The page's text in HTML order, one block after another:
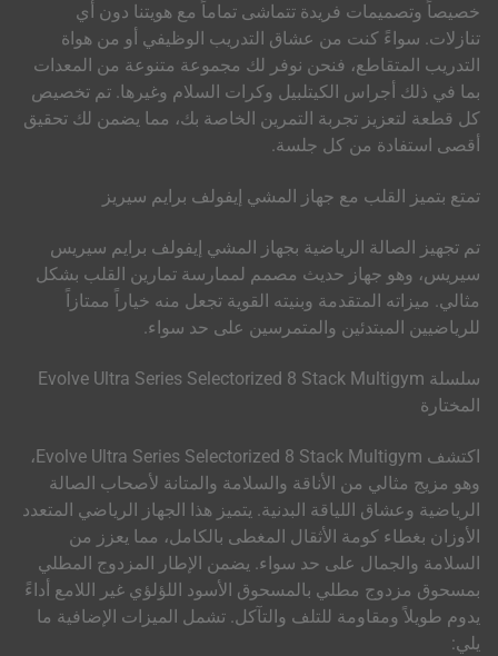
خصيصاً وتصميمات فريدة تتماشى تماماً مع هويتنا دون أي
تنازلات. سواءً كنت من عشاق التدريب الوظيفي أو من هواة
التدريب المتقاطع، فنحن نوفر لك مجموعة متنوعة من المعدات
بما في ذلك أجراس الكيتلبيل وكرات السلام وغيرها. تم تخصيص
كل قطعة لتعزيز تجربة التمرين الخاصة بك، مما يضمن لك تحقيق
أقصى استفادة من كل جلسة.
تمتع بتميز القلب مع جهاز المشي إيفولف برايم سيريز
تم تجهيز الصالة الرياضية بجهاز المشي إيفولف برايم سيريس
سيريس، وهو جهاز حديث مصمم لممارسة تمارين القلب بشكل
مثالي. ميزاته المتقدمة وبنيته القوية تجعل منه خياراً ممتازاً
للرياضيين المبتدئين والمتمرسين على حد سواء.
سلسلة Evolve Ultra Series Selectorized 8 Stack Multigym
المختارة
اكتشف Evolve Ultra Series Selectorized 8 Stack Multigym،
وهو مزيج مثالي من الأناقة والسلامة والمتانة لأصحاب الصالة
الرياضية وعشاق اللياقة البدنية. يتميز هذا الجهاز الرياضي المتعدد
الأوزان بغطاء كومة الأثقال المغطى بالكامل، مما يعزز من
السلامة والجمال على حد سواء. يضمن الإطار المزدوج المطلي
بمسحوق مزدوج مطلي بالمسحوق الأسود اللؤلؤي غير اللامع أداءً
يدوم طويلاً ومقاومة للتلف والتآكل. تشمل الميزات الإضافية ما
يلي: